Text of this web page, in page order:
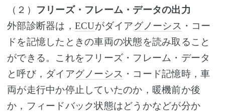
（２）
フリーズ・フレーム・データの出力
外部診断器は， ECUがダイアグノーシス ・コー
ドを記憶したときの車両の状態を読み取ること
ができる。これをフリーズ・フレーム・データ
と呼び，ダイアグノーシス ・コード記憶時，車
両が走行中か停止していたのか，暖機前か後
か，フィードバック状態はどうかなどが分か